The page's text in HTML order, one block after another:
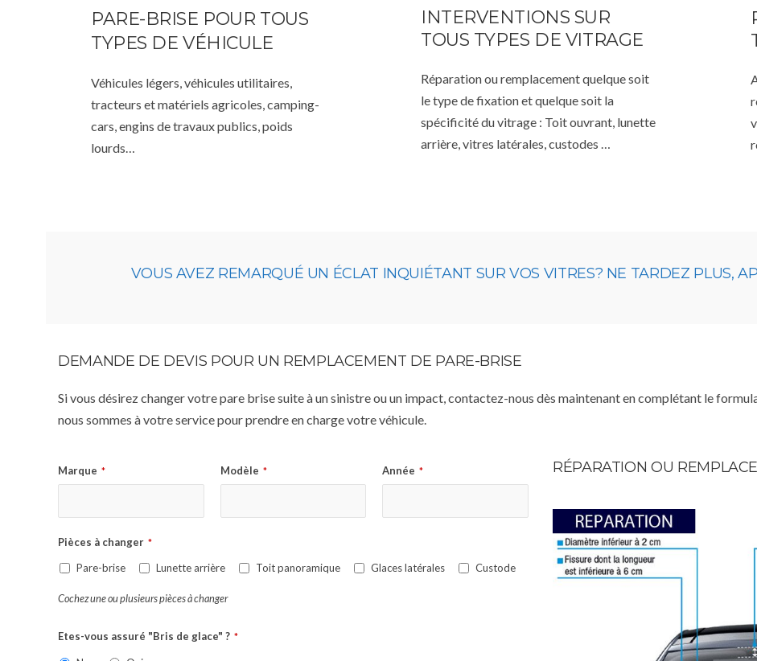
PARE-BRISE POUR TOUS
TYPES DE VÉHICULE
Véhicules légers, véhicules utilitaires,
tracteurs et matériels agricoles, camping-
cars, engins de travaux publics, poids
lourds…
INTERVENTIONS SUR
TOUS TYPES DE VITRAGE
Réparation ou remplacement quelque soit
le type de fixation et quelque soit la
spécificité du vitrage : Toit ouvrant, lunette
arrière, vitres latérales, custodes …
VOUS AVEZ REMARQUÉ UN ÉCLAT INQUIÉTANT SUR VOS VITRES? NE TARDEZ PLUS,
DEMANDE DE DEVIS POUR UN REMPLACEMENT DE PARE-BRISE
Si vous désirez changer votre pare brise suite à un sinistre ou un impact, contactez-nous dès maintenant en complétant le
nous sommes à votre service pour prendre en charge votre véhicule.
Marque * Modèle * Année *
Pièces à changer *
Pare-brise Lunette arrière Toit panoramique Glaces latérales Custode
Cochez une ou plusieurs pièces à changer
Etes-vous assuré "Bris de glace" ? *
RÉPARATION OU